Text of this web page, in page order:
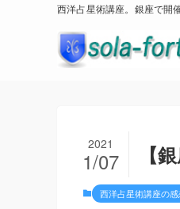
西洋占星術講座。銀座で開
【
2021
1/07
西洋占星術講座の感